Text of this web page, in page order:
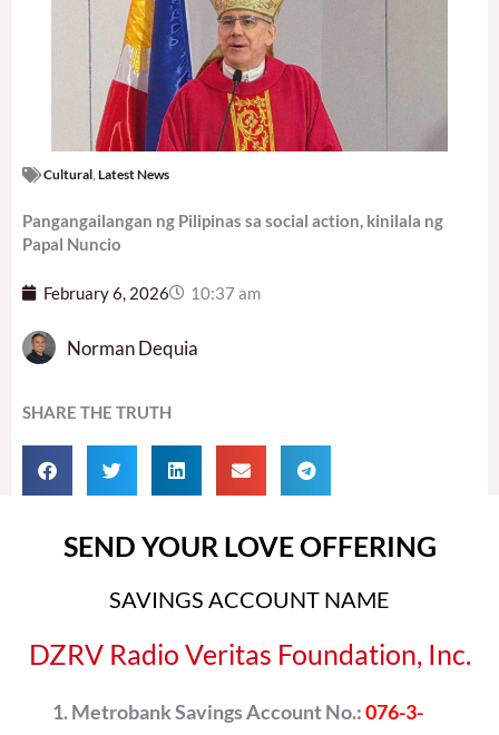
Cultural Latest News
Pangangailangan ng Pilipinas sa social action, kinilala ng
Papal Nuncio
February 6, 2026 10:37 am
Norman Dequia
SHARE THE TRUTH
SEND YOUR LOVE OFFERING
SAVINGS ACCOUNT NAME
DZRV Radio Veritas Foundation, Inc.
Metrobank Savings Account No.:076-3-